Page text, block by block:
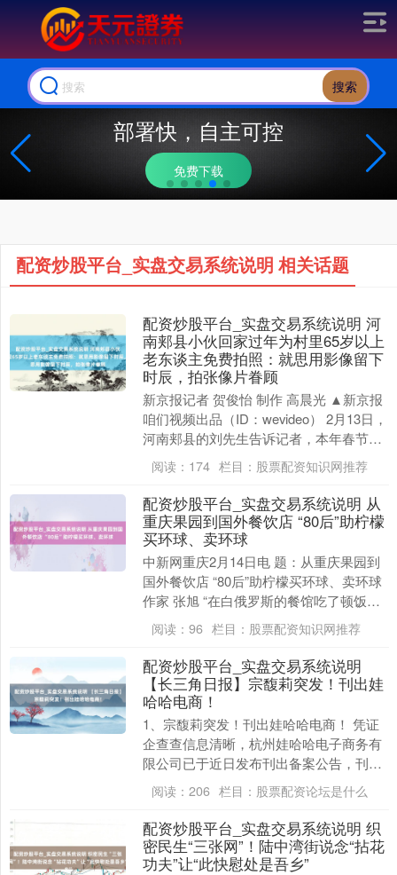
搜索
部署快，自主可控
免费下载
配资炒股平台_实盘交易系统说明 相关话题
配资炒股平台_实盘交易系统说明 河
南郏县小伙回家过年为村里65岁以上
老东谈主免费拍照：就思用影像留下
时辰，拍张像片眷顾
新京报记者 贺俊怡 制作 高晨光 ▲新京报
咱们视频出品（ID：wevideo） 2月13日，
河南郏县的刘先生告诉记者，本年春节返
乡技能，他借用村委会办公室手脚临....
阅读： 174 栏目： 股票配资知识网推荐
配资炒股平台_实盘交易系统说明 从
重庆果园到国外餐饮店 “80后”助柠檬
买环球、卖环球
中新网重庆2月14日电 题：从重庆果园到
国外餐饮店 “80后”助柠檬买环球、卖环球
作家 张旭 “在白俄罗斯的餐馆吃了顿饭，
他们在餐桌上对柠檬的需求，让我看到
柠....
阅读： 96 栏目： 股票配资知识网推荐
配资炒股平台_实盘交易系统说明
【长三角日报】宗馥莉突发！刊出娃
哈哈电商！
1、宗馥莉突发！刊出娃哈哈电商！ 凭证
企查查信息清晰，杭州娃哈哈电子商务有
限公司已于近日发布刊出备案公告，刊出
原因为“方案驱散”，公告期自2026年2月5
日至3....
阅读： 206 栏目： 股票配资论坛是什么
配资炒股平台_实盘交易系统说明 织
密民生“三张网”！陆中湾街说念“拈花
功夫”让“此快慰处是吾乡”